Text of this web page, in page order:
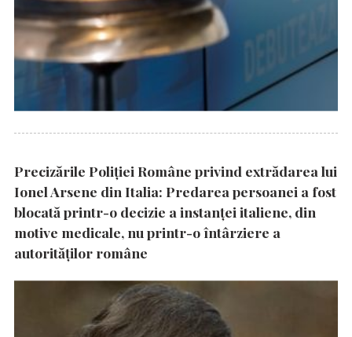
Precizările Poliţiei Române privind extrădarea lui
Ionel Arsene din Italia: Predarea persoanei a fost
blocată printr-o decizie a instanţei italiene, din
motive medicale, nu printr-o întârziere a
autorităţilor române